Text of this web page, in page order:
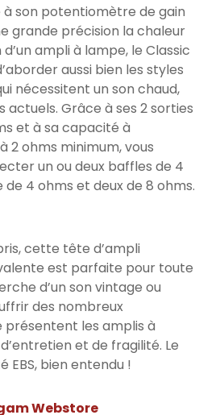
son potentiomètre de gain
grande précision la chaleur
ampli à lampe, le Classic
aussi bien les styles
nécessitent un son chaud,
actuels. Grâce à ses 2 sorties
et à sa capacité à
2 ohms minimum, vous
un ou deux baffles de 4
de 4 ohms et deux de 8 ohms.
cette tête d’ampli
est parfaite pour toute
d’un son vintage ou
des nombreux
présentent les amplis à
et de fragilité. Le
EBS, bien entendu !
Webstore